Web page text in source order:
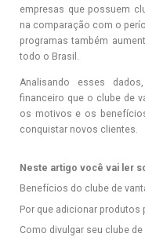
empresas que possuem
na comparação com o
programas também
todo o Brasil.
Analisando esses
financeiro que o clube de
os motivos e os
conquistar novos clientes.
Neste artigo você vai ler
Benefícios do clube de
Por que adicionar
Como divulgar seu clube de